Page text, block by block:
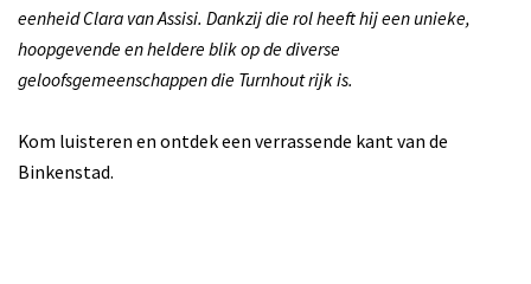
eenheid Clara van Assisi. Dankzij die rol heeft hij een unieke,
hoopgevende en heldere blik op de diverse
geloofsgemeenschappen die Turnhout rijk is.
Kom luisteren en ontdek een verrassende kant van de
Binkenstad.